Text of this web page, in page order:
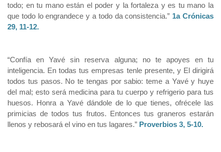
todo; en tu mano están el poder y la fortaleza y es tu mano la
que todo lo engrandece y a todo da consistencia.” 1a Crónicas
29, 11-12.
“Confía en Yavé sin reserva alguna; no te apoyes en tu
inteligencia. En todas tus empresas tenle presente, y El dirigirá
todos tus pasos. No te tengas por sabio: teme a Yavé y huye
del mal; esto será medicina para tu cuerpo y refrigerio para tus
huesos. Honra a Yavé dándole de lo que tienes, ofrécele las
primicias de todos tus frutos. Entonces tus graneros estarán
llenos y rebosará el vino en tus lagares.” Proverbios 3, 5-10.